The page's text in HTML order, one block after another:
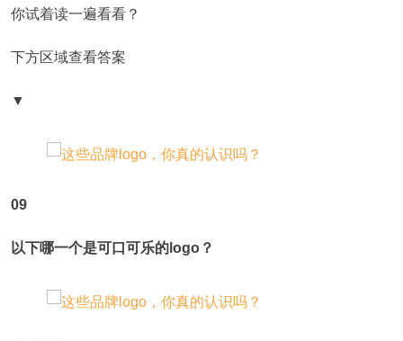
你试着读一遍看看？
下方区域查看答案
▼
09
以下哪一个是可口可乐的logo？